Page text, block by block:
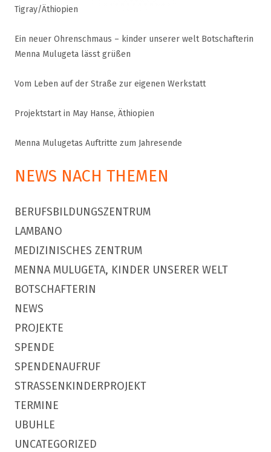
Tigray/Äthiopien
Ein neuer Ohrenschmaus – kinder unserer welt Botschafterin
Menna Mulugeta lässt grüßen
Vom Leben auf der Straße zur eigenen Werkstatt
Projektstart in May Hanse, Äthiopien
Menna Mulugetas Auftritte zum Jahresende
NEWS NACH THEMEN
BERUFSBILDUNGSZENTRUM
LAMBANO
MEDIZINISCHES ZENTRUM
MENNA MULUGETA, KINDER UNSERER WELT
BOTSCHAFTERIN
NEWS
PROJEKTE
SPENDE
SPENDENAUFRUF
STRASSENKINDERPROJEKT
TERMINE
UBUHLE
UNCATEGORIZED